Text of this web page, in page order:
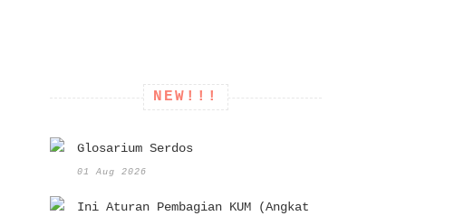
NEW!!!
Glosarium Serdos
01 Aug 2026
Ini Aturan Pembagian KUM (Angkat